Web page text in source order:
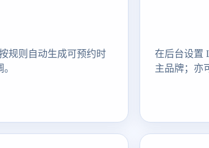
规则自动生成可预约时
在后台设置
主品牌；亦